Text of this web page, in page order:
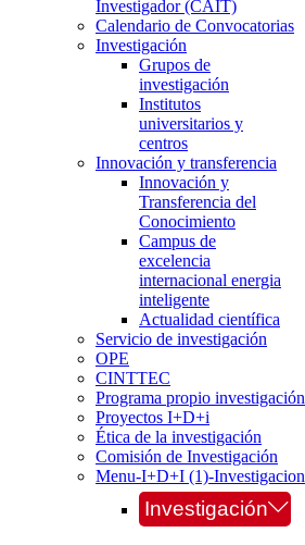
Investigador (CAIT)
Calendario de Convocatorias
Investigación
Grupos de
investigación
Institutos
universitarios y
centros
Innovación y transferencia
Innovación y
Transferencia del
Conocimiento
Campus de
excelencia
internacional energia
inteligente
Actualidad científica
Servicio de investigación
OPE
CINTTEC
Programa propio investigación
Proyectos I+D+i
Ética de la investigación
Comisión de Investigación
Menu-I+D+I (1)-Investigacion
Investigación